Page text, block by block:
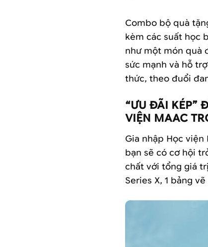
Combo bộ quà
kèm các suất học
như một món quà
sức mạnh và hỗ
thức, theo đuổi
“ƯU ĐÃI KÉP”
VIỆN MAAC
Gia nhập Học viện
bạn sẽ có cơ hội
chất với tổng giá trị
Series X, 1 bảng